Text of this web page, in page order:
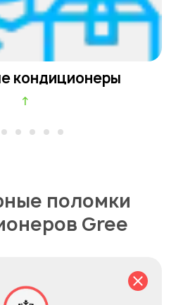
кондиционеры
↑
поломки
Gree